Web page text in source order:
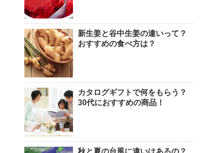
新生姜と谷中生姜の違いって？
おすすめの食べ方は？
カタログギフトで何をもらう？
30代におすすめの商品！
秋と夏の台風に違いはあるの？